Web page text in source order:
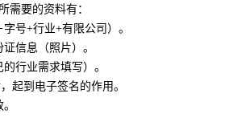
需要的资料有：
号+行业+有限公司）。
信息（照片）。
行业需求填写）。
起到电子签名的作用。